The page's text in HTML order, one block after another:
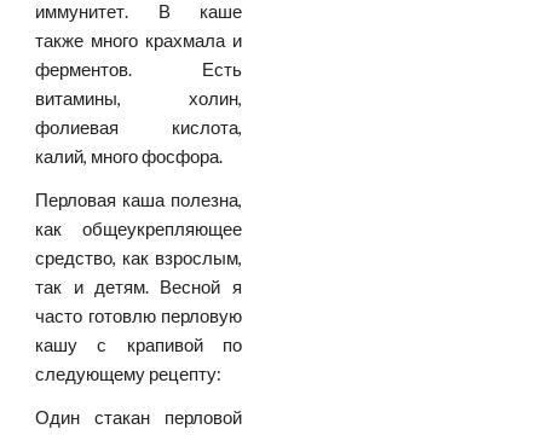
иммунитет. В каше
также много крахмала и
ферментов. Есть
витамины, холин,
фолиевая кислота,
калий, много фосфора.
Перловая каша полезна,
как общеукрепляющее
средство, как взрослым,
так и детям. Весной я
часто готовлю перловую
кашу с крапивой по
следующему рецепту:
Один стакан перловой